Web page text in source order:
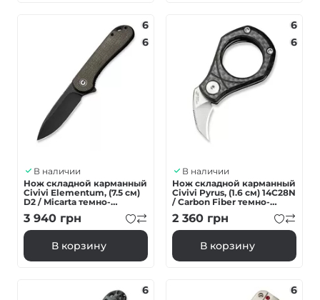
6
6
В наличии
Нож складной карманный
Civivi Elementum, (7.5 см)
D2 / Micarta темно-
зеленый
3 940 грн
В корзину
6
6
В наличии
Нож складной карманный
Civivi Pyrus, (1.6 см) 14C28N
/ Carbon Fiber темно-
серый
2 360 грн
В корзину
6
6